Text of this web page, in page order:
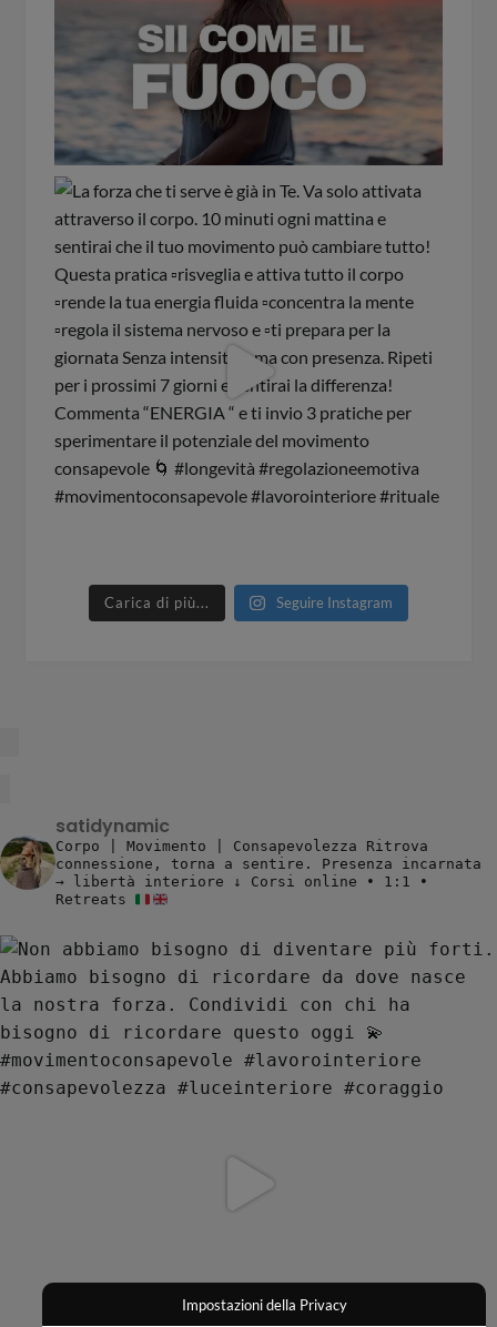
Carica di più... Seguire Instagram
satidynamic
Corpo | Movimento | Consapevolezza Ritrova
connessione, torna a sentire.
Presenza incarnata
→ libertà interiore ↓ Corsi online • 1:1 •
Retreats
Impostazioni della Privacy